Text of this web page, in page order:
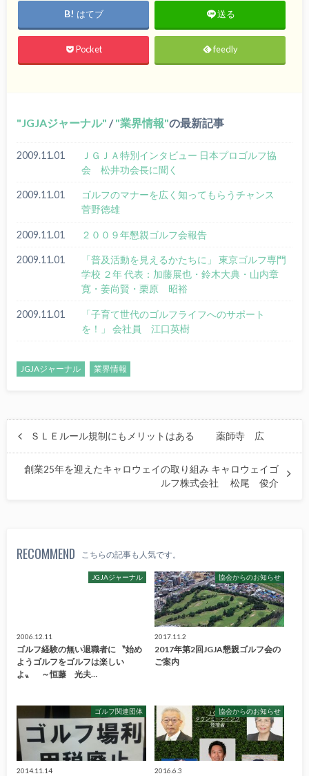
はてブ 送る
Pocket feedly
JGJAジャーナル / 業界情報 の最新記事
2009.11.01
ＪＧＪＡ特別インタビュー 日本プロゴルフ協
会 松井功会長に聞く
2009.11.01
ゴルフのマナーを広く知ってもらうチャンス
菅野徳雄
2009.11.01 ２００９年懇親ゴルフ会報告
2009.11.01
「普及活動を見えるかたちに」 東京ゴルフ専門
学校 ２年 代表：加藤展也・鈴木大典・山内章
寛・姜尚賢・栗原 昭裕
2009.11.01
「子育て世代のゴルフライフへのサポート
を！」 会社員 江口英樹
JGJAジャーナル 業界情報
ＳＬＥルール規制にもメリットはある 薬師寺 広
創業25年を迎えたキャロウェイの取り組み キャロウェイゴ
ルフ株式会社 松尾 俊介
RECOMMEND こちらの記事も人気です。
JGJAジャーナル
2006.12.11
ゴルフ経験の無い退職者に 〝始め
ようゴルフをゴルフは楽しい
よ〟 ～恒藤 光夫…
協会からのお知らせ
2017.11.2
2017年第2回JGJA懇親ゴルフ会の
ご案内
ゴルフ関連団体
2014.11.14
協会からのお知らせ
2016.6.3